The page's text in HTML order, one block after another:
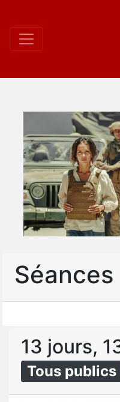
Séances
13 jours,
Tous publics